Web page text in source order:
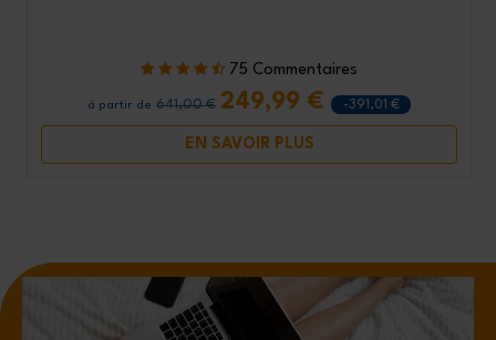
75 Commentaires
à partir de 641,00 € 249,99 € -391,01 €
EN SAVOIR PLUS